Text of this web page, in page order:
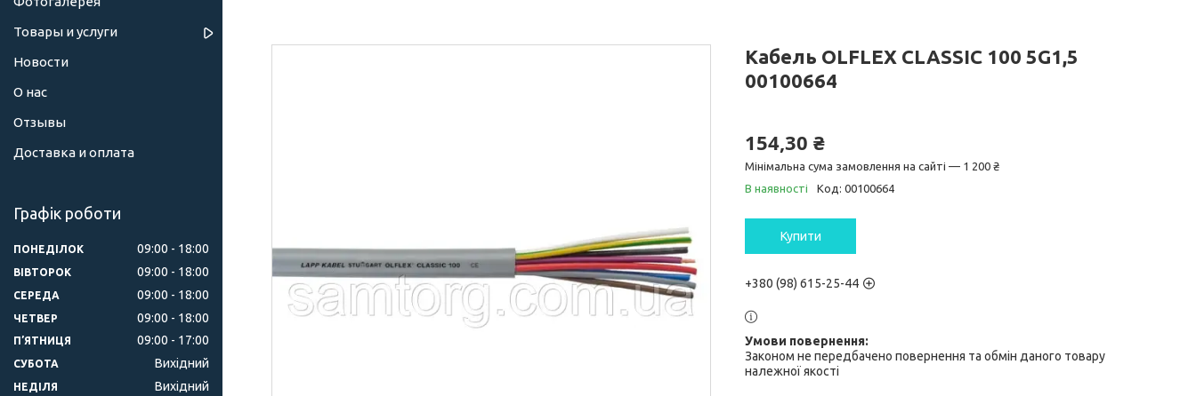
Кабель OLFLEX CLASSIC 100 5G1,5
00100664
154,30 ₴
Мінімальна сума замовлення на сайті — 1 200 ₴
В наявності
Код: 00100664
Купити
+380 (98) 615-25-44
Законом не передбачено повернення та обмін даного товару
належної якості
Товары и услуги
Новости
О нас
Отзывы
Доставка и оплата
Графік роботи
ПОНЕДІЛОК 09:00 18:00
ВІВТОРОК 09:00 18:00
СЕРЕДА 09:00 18:00
ЧЕТВЕР 09:00 18:00
ПʼЯТНИЦЯ 09:00 17:00
СУБОТА Вихідний
НЕДІЛЯ Вихідний